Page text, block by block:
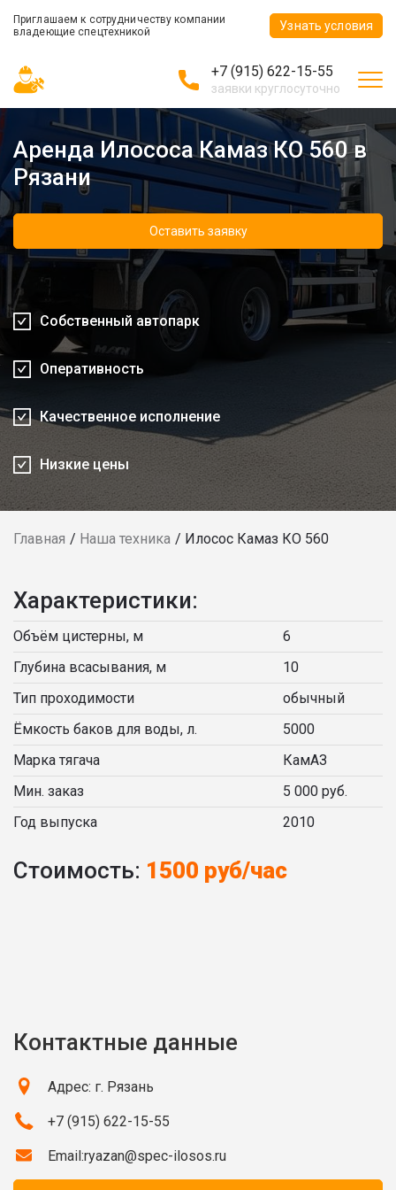
Приглашаем к сотрудничеству компании
владеющие спецтехникой
Узнать условия
+7 (915) 622-15-55
заявки круглосуточно
Аренда Илососа Камаз КО 560 в
Рязани
Оставить заявку
Собственный автопарк
Оперативность
Качественное исполнение
Низкие цены
Главная Наша техника Илосос Камаз КО 560
Характеристики:
Объём цистерны, м
6
Глубина всасывания, м
10
Тип проходимости
обычный
Ёмкость баков для воды, л.
5000
Марка тягача
КамАЗ
Мин. заказ
5 000 руб.
Год выпуска
2010
Стоимость: 1500 руб/час
Контактные данные
Адрес: г. Рязань
+7 (915) 622-15-55
Email:ryazan@spec-ilosos.ru